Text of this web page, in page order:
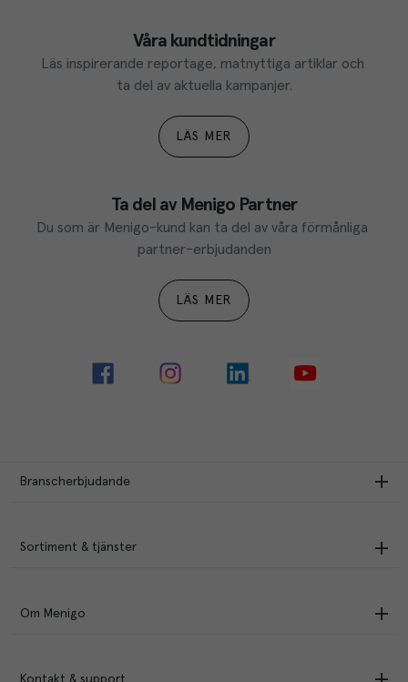
Våra kundtidningar
Läs inspirerande reportage, matnyttiga artiklar och
ta del av aktuella kampanjer.
LÄS MER
Ta del av Menigo Partner
Du som är Menigo-kund kan ta del av våra förmånliga
partner-erbjudanden
LÄS MER
Branscherbjudande
Sortiment & tjänster
Om Menigo
Kontakt & support